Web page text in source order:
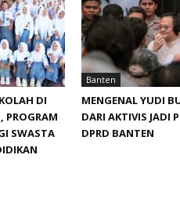
DI
‎PROGRAM
SWASTA
Banten
MENGENAL YUDI
DARI AKTIVIS JADI
DPRD BANTEN